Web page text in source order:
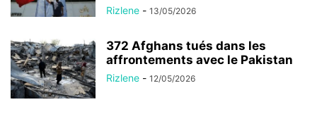
Rizlene - 13/05/2026
372 Afghans tués dans les
affrontements avec le Pakistan
Rizlene - 12/05/2026